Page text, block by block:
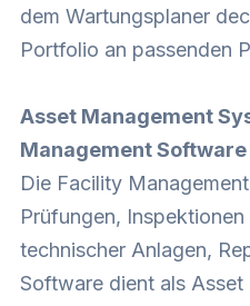
dem Wartungsplaner
Portfolio an passenden
Asset Management
Management Software
Die Facility
Prüfungen,
technischer Anlagen,
Software dient als